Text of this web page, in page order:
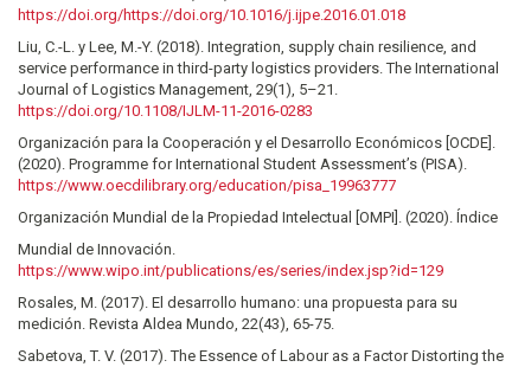
https://doi.org/https://doi.org/10.1016/j.ijpe.2016.01.018
Liu, C.-L. y Lee, M.-Y. (2018). Integration, supply chain resilience, and
service performance in third-party logistics providers. The International
Journal of Logistics Management, 29(1), 5–21.
https://doi.org/10.1108/IJLM-11-2016-0283
Organización para la Cooperación y el Desarrollo Económicos [OCDE].
(2020). Programme for International Student Assessment’s (PISA).
https://www.oecdilibrary.org/education/pisa_19963777
Organización Mundial de la Propiedad Intelectual [OMPI]. (2020). Índice
Mundial de Innovación.
https://www.wipo.int/publications/es/series/index.jsp?id=129
Rosales, M. (2017). El desarrollo humano: una propuesta para su
medición. Revista Aldea Mundo, 22(43), 65-75.
Sabetova, T. V. (2017). The Essence of Labour as a Factor Distorting the